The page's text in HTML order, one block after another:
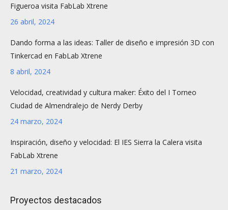
Figueroa visita FabLab Xtrene
26 abril, 2024
Dando forma a las ideas: Taller de diseño e impresión 3D con
Tinkercad en FabLab Xtrene
8 abril, 2024
Velocidad, creatividad y cultura maker: Éxito del I Torneo
Ciudad de Almendralejo de Nerdy Derby
24 marzo, 2024
Inspiración, diseño y velocidad: El IES Sierra la Calera visita
FabLab Xtrene
21 marzo, 2024
Proyectos destacados